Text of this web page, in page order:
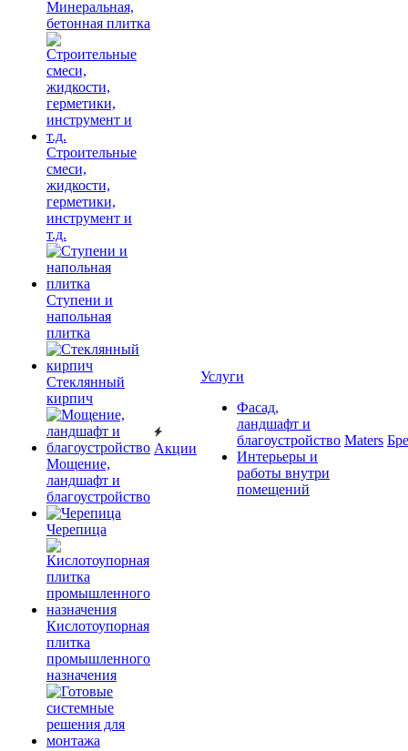
Минеральная,
бетонная плитка
Строительные
смеси,
жидкости,
герметики,
инструмент и
т.д.
Ступени и
напольная
плитка
Cтеклянный
кирпич
Мощение,
ландшафт и
благоустройство
Черепица
Кислотоупорная
плитка
промышленного
назначения
Акции
Услуги
Фасад,
ландшафт и
благоустройство
Интерьеры и
работы внутри
помещений
Maters